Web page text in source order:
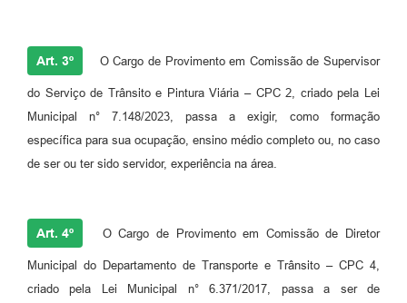
Art. 3º O Cargo de Provimento em Comissão de Supervisor
do Serviço de Trânsito e Pintura Viária – CPC 2, criado pela Lei
Municipal n° 7.148/2023, passa a exigir, como formação
específica para sua ocupação, ensino médio completo ou, no caso
de ser ou ter sido servidor, experiência na área.
Art. 4º O Cargo de Provimento em Comissão de Diretor
Municipal do Departamento de Transporte e Trânsito – CPC 4,
criado pela Lei Municipal n° 6.371/2017, passa a ser de